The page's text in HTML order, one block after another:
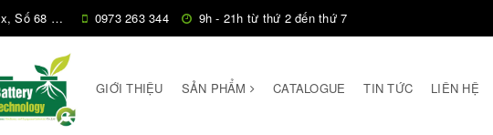
Cầu Diễn, Hà Nội, 0973 263 344 9h - 21h từ thứ 2 đến thứ 7
GIỚI THIỆU SẢN PHẨM CATALOGUE TIN TỨC LIÊN HỆ